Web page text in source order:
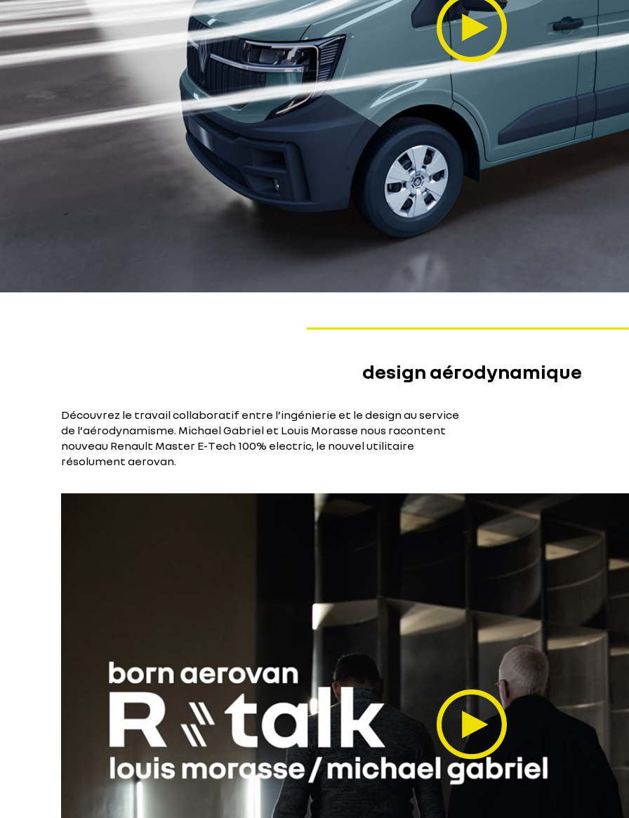
design aérodynamique
Découvrez le travail collaboratif entre l’ingénierie et le design au service
de l’aérodynamisme. Michael Gabriel et Louis Morasse nous racontent
nouveau Renault Master E-Tech 100% electric, le nouvel utilitaire
résolument aerovan.